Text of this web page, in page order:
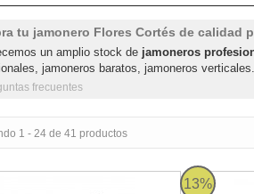
tu jamonero Flores Cortés de calidad
un amplio stock de jamoneros
jamoneros baratos, jamoneros
frecuentes
1 - 24 de 41 productos
giratorio balancín INOX Flores Cortés
13%
Jamonero